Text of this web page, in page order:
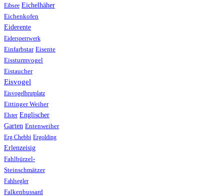
Eibsee Eichelhäher
Eichenkofen
Eiderente
Eidersperrwerk
Einfarbstar Eisente
Eissturmvogel
Eistaucher
Eisvogel
Eisvogelbrutplatz
Eittinger Weiher
Elster Englischer
Garten Entenweiher
Erg Chebbi Ergolding
Erlenzeisig
Fahlbürzel-
Steinschmätzer
Fahlsegler
Falkenbussard